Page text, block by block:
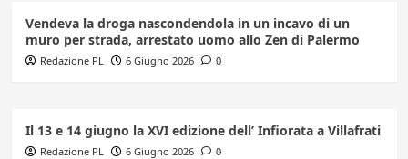
Vendeva la droga nascondendola in un incavo di un
muro per strada, arrestato uomo allo Zen di Palermo
Redazione PL 6 Giugno 2026 0
Il 13 e 14 giugno la XVI edizione dell’ Infiorata a Villafrati
Redazione PL 6 Giugno 2026 0